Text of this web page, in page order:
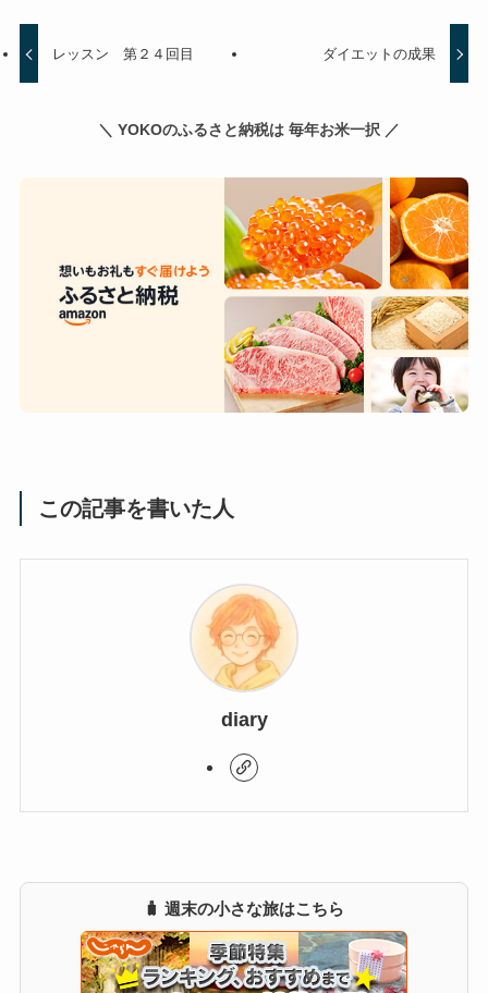
レッスン 第２４回目 ダイエットの成果
＼ YOKOのふるさと納税は 毎年お米一択 ／
この記事を書いた人
diary
🧳 週末の小さな旅はこちら